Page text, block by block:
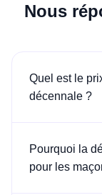
Nous
Quel est le
décennale ?
Pourquoi la
pour les